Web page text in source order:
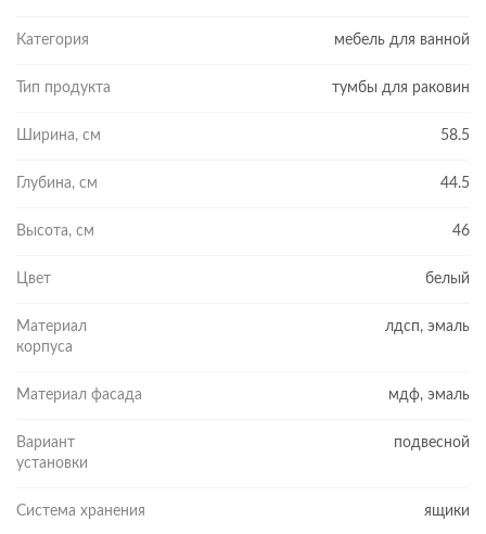
Категория мебель для ванной
Тип продукта тумбы для раковин
Ширина, см 58.5
Глубина, см 44.5
Высота, см 46
Цвет белый
Материал
корпуса
лдсп, эмаль
Материал фасада мдф, эмаль
Вариант
установки
подвесной
Система хранения ящики